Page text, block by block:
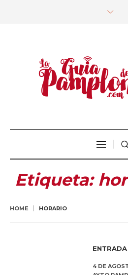
Etiqueta:
HOME HORARIO
ENTRADA
4 DE